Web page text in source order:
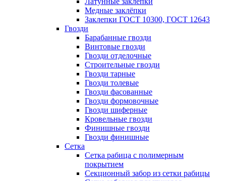
Медные заклёпки
Заклепки ГОСТ 10300, ГОСТ 12643
Гвозди
Барабанные гвозди
Винтовые гвозди
Гвозди отделочные
Строительные гвозди
Гвозди тарные
Гвозди толевые
Гвозди фасованные
Гвозди формовочные
Гвозди шиферные
Кровельные гвозди
Финишные гвозди
Гвозди финишные
Сетка
Сетка рабица с полимерным
покрытием
Секционный забор из сетки рабицы